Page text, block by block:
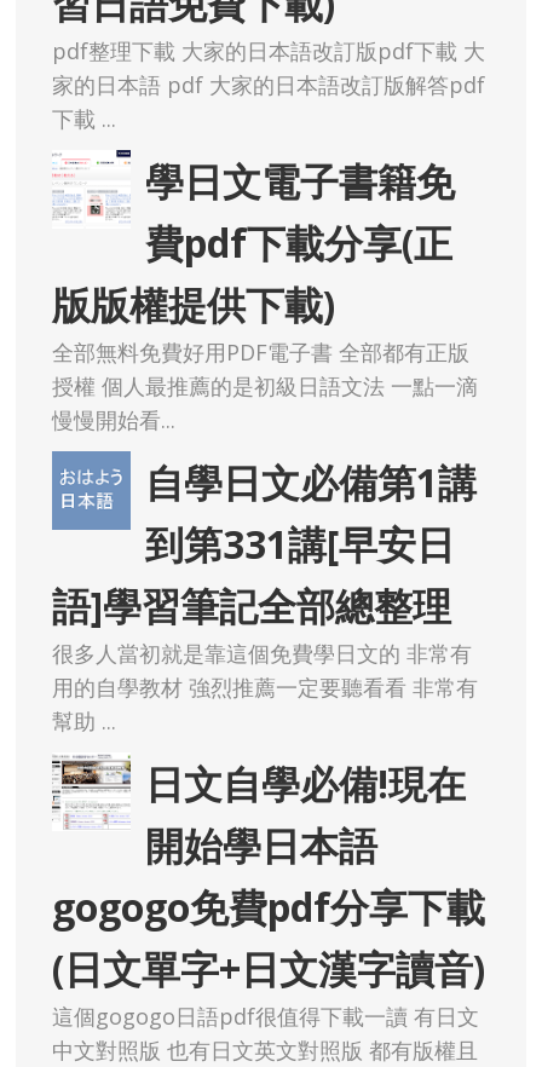
pdf整理下載 大家的日本語改訂版pdf下載 大
家的日本語 pdf 大家的日本語改訂版解答pdf
下載 ...
學日文電子書籍免
費pdf下載分享(正
版版權提供下載)
全部無料免費好用PDF電子書 全部都有正版
授權 個人最推薦的是初級日語文法 一點一滴
慢慢開始看...
自學日文必備第1講
到第331講[早安日
語]學習筆記全部總整理
很多人當初就是靠這個免費學日文的 非常有
用的自學教材 強烈推薦一定要聽看看 非常有
幫助 ...
日文自學必備!現在
開始學日本語
gogogo免費pdf分享下載
(日文單字+日文漢字讀音)
這個gogogo日語pdf很值得下載一讀 有日文
中文對照版 也有日文英文對照版 都有版權且